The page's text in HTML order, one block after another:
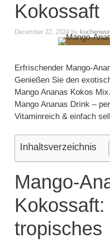
Kokossaft
December 22, 2024 by
Erfrischender Mango-
Genießen Sie den
Mango Ananas Kokos
Mango Ananas Drink –
Vitaminreich & einfach
Inhaltsverzeichnis
Mango-
Kokossaft:
tropisches